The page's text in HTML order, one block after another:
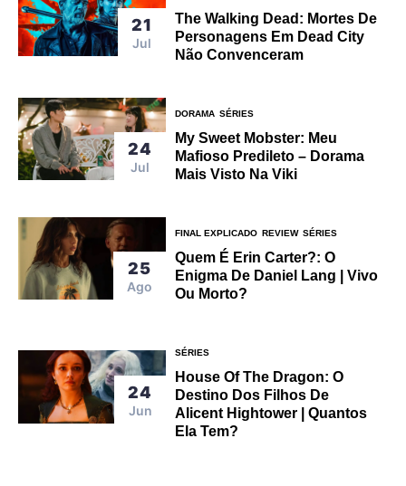
21
Jul
The Walking Dead: Mortes De
Personagens Em Dead City
Não Convenceram
24
Jul
DORAMA SÉRIES
My Sweet Mobster: Meu
Mafioso Predileto – Dorama
Mais Visto Na Viki
25
Ago
FINAL EXPLICADO REVIEW SÉRIES
Quem É Erin Carter?: O
Enigma De Daniel Lang | Vivo
Ou Morto?
24
Jun
SÉRIES
House Of The Dragon: O
Destino Dos Filhos De
Alicent Hightower | Quantos
Ela Tem?